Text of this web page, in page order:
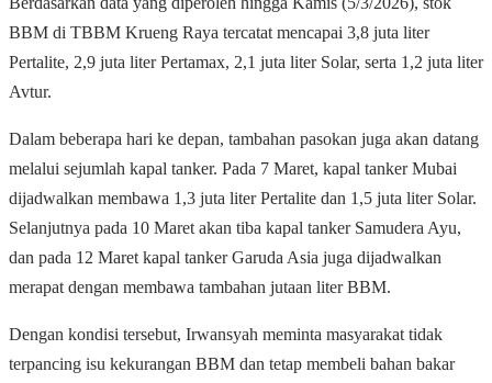
BBM di TBBM Krueng Raya tercatat mencapai 3,8 juta liter
Pertalite, 2,9 juta liter Pertamax, 2,1 juta liter Solar, serta 1,2 juta liter
Avtur.
Dalam beberapa hari ke depan, tambahan pasokan juga akan datang
melalui sejumlah kapal tanker. Pada 7 Maret, kapal tanker Mubai
dijadwalkan membawa 1,3 juta liter Pertalite dan 1,5 juta liter Solar.
Selanjutnya pada 10 Maret akan tiba kapal tanker Samudera Ayu,
dan pada 12 Maret kapal tanker Garuda Asia juga dijadwalkan
merapat dengan membawa tambahan jutaan liter BBM.
Dengan kondisi tersebut, Irwansyah meminta masyarakat tidak
terpancing isu kekurangan BBM dan tetap membeli bahan bakar